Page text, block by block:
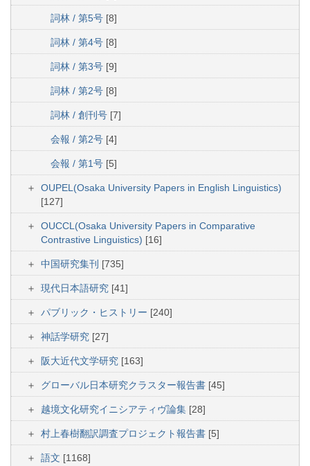
詞林 / 第5号 [8]
詞林 / 第4号 [8]
詞林 / 第3号 [9]
詞林 / 第2号 [8]
詞林 / 創刊号 [7]
会報 / 第2号 [4]
会報 / 第1号 [5]
OUPEL(Osaka University Papers in English Linguistics)
[127]
OUCCL(Osaka University Papers in Comparative
Contrastive Linguistics) [16]
中国研究集刊 [735]
現代日本語研究 [41]
パブリック・ヒストリー [240]
神話学研究 [27]
阪大近代文学研究 [163]
グローバル日本研究クラスター報告書 [45]
越境文化研究イニシアティヴ論集 [28]
村上春樹翻訳調査プロジェクト報告書 [5]
語文 [1168]